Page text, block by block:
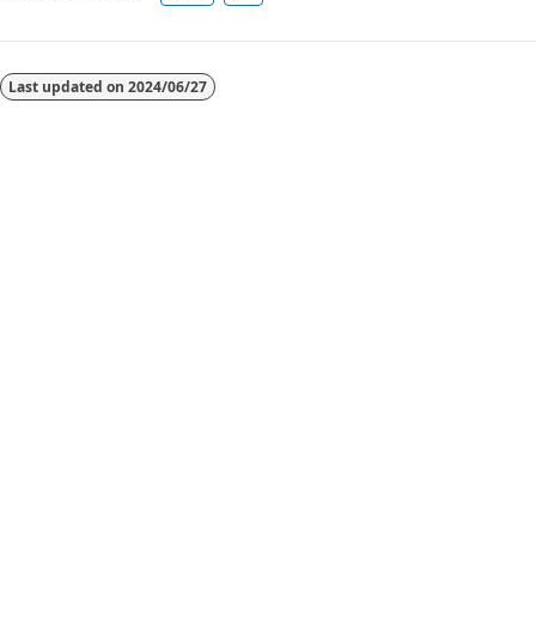
Last updated on 2024/06/27